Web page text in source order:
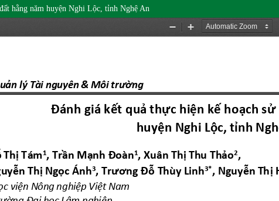
hằng năm huyện Nghi Lộc, tỉnh Nghệ An